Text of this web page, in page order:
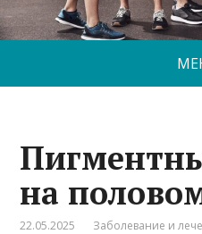
на
22.05.2025 Заболевание и